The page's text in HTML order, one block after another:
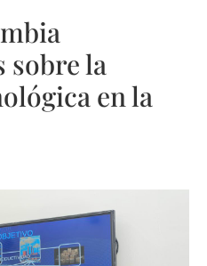
sobre la
en la